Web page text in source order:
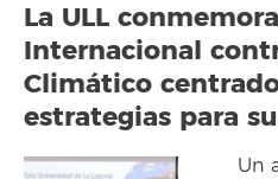
La ULL
Internacional
Climático
estrategias para
Un